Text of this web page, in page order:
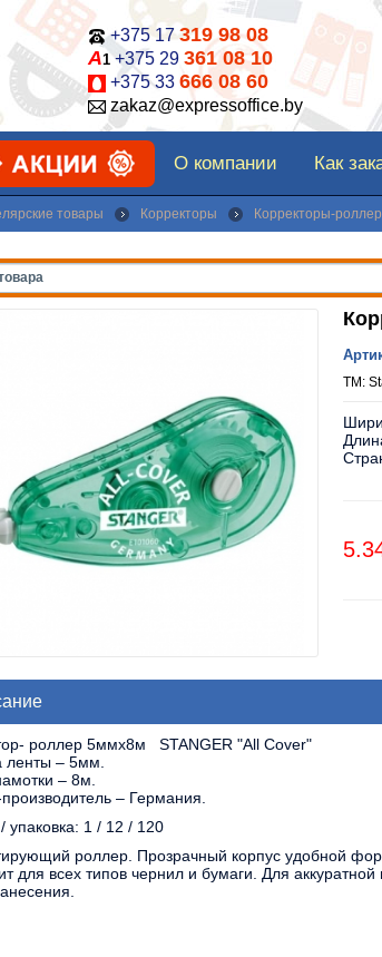
+375 17319 98 08
А1+375 29 361 08 10
+375 33 666 08 60
zakaz@expressoffice.by
О компании Как
товары Корректоры Корректоры-
ТМ:
роллер 5ммх8м STANGER "All Cover"
ленты – 5мм.
– 8м.
– Германия.
упаковка: 1 / 12 / 120
роллер. Прозрачный корпус удобной
для всех типов чернил и бумаги. Для